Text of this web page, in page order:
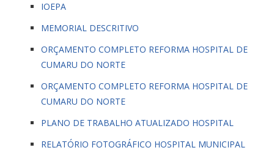
IOEPA
MEMORIAL DESCRITIVO
ORÇAMENTO COMPLETO REFORMA HOSPITAL DE
CUMARU DO NORTE
ORÇAMENTO COMPLETO REFORMA HOSPITAL DE
CUMARU DO NORTE
PLANO DE TRABALHO ATUALIZADO HOSPITAL
RELATÓRIO FOTOGRÁFICO HOSPITAL MUNICIPAL